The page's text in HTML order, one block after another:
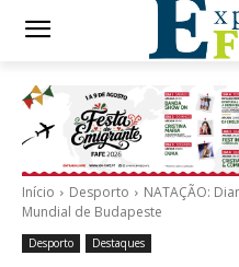
Início Desporto
NATAÇÃO:
Mundial de Budapeste
Desporto Destaques